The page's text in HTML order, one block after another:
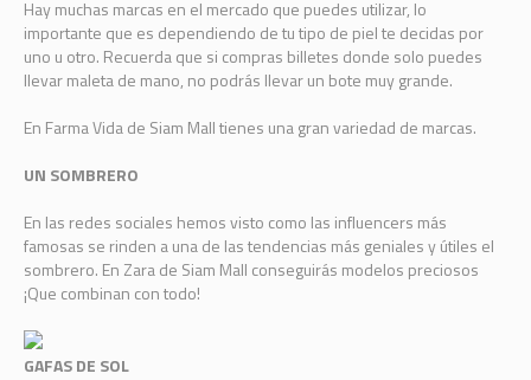
Hay muchas marcas en el mercado que puedes utilizar, lo
importante que es dependiendo de tu tipo de piel te decidas por
uno u otro. Recuerda que si compras billetes donde solo puedes
llevar maleta de mano, no podrás llevar un bote muy grande.
En Farma Vida de Siam Mall tienes una gran variedad de marcas.
UN SOMBRERO
En las redes sociales hemos visto como las influencers más
famosas se rinden a una de las tendencias más geniales y útiles el
sombrero. En Zara de Siam Mall conseguirás modelos preciosos
¡Que combinan con todo!
GAFAS DE SOL